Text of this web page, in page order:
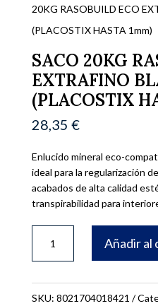
20KG RASOBUILD ECO
(PLACOSTIX HASTA 1mm)
SACO 20KG
EXTRAFINO
(PLACOSTIX
28,35 €
Enlucido mineral eco-
ideal para la regularización
acabados de alta calidad
transpirabilidad para
ECO
Añadir al
SKU: 8021704018421